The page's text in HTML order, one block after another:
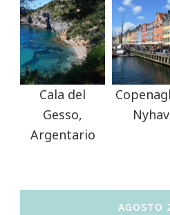
Cala del
Gesso,
Argentario
AGOSTO